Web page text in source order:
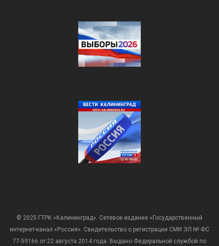
© 2025 ГТРК «Калининград». Сетевое издание «Государственный
интернет-канал «Россия». Свидетельство о регистрации СМИ ЭЛ № ФС
77-59166 от 22 августа 2014 года. Выдано Федеральной службой по